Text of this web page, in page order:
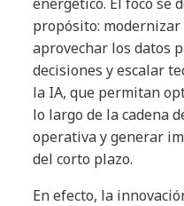
propósito:
aprovechar los datos
decisiones y escalar
la IA, que permitan
lo largo de la cadena
operativa y generar
del corto plazo.
En efecto, la